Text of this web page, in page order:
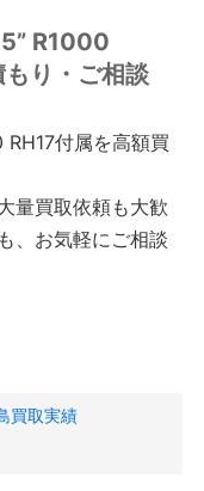
R1000
り・ご相談
付属を高額買
量買取依頼も大歓
、お気軽にご相談
買取実績